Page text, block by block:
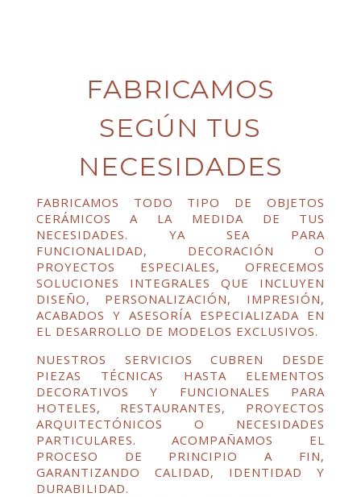
FABRICAMOS
SEGÚN TUS
NECESIDADES
FABRICAMOS TODO TIPO DE OBJETOS
CERÁMICOS A LA MEDIDA DE TUS
NECESIDADES. YA SEA PARA
FUNCIONALIDAD, DECORACIÓN O
PROYECTOS ESPECIALES, OFRECEMOS
SOLUCIONES INTEGRALES QUE INCLUYEN
DISEÑO, PERSONALIZACIÓN, IMPRESIÓN,
ACABADOS Y ASESORÍA ESPECIALIZADA EN
EL DESARROLLO DE MODELOS EXCLUSIVOS.
NUESTROS SERVICIOS CUBREN DESDE
PIEZAS TÉCNICAS HASTA ELEMENTOS
DECORATIVOS Y FUNCIONALES PARA
HOTELES, RESTAURANTES, PROYECTOS
ARQUITECTÓNICOS O NECESIDADES
PARTICULARES. ACOMPAÑAMOS EL
PROCESO DE PRINCIPIO A FIN,
GARANTIZANDO CALIDAD, IDENTIDAD Y
DURABILIDAD.